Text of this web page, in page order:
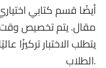
أيضًا قسم كتابي
مقال. يتم تخصيص
يتطلب الاختبار تركيزًا
الطلاب.